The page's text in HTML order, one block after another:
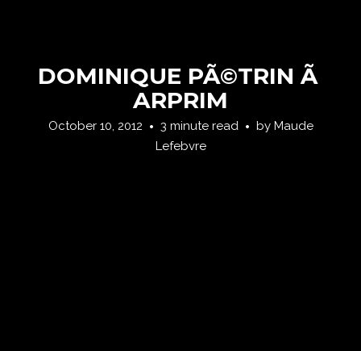
DOMINIQUE PÃ©TRIN Ã
ARPRIM
October 10, 2012 3 minute read by Maude
Lefebvre